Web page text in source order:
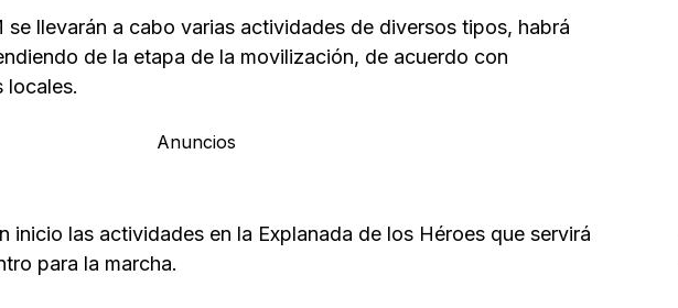
se llevarán a cabo varias actividades de diversos tipos, habrá
de la etapa de la movilización, de acuerdo con
locales.
Anuncios
inicio las actividades en la Explanada de los Héroes que servirá
para la marcha.